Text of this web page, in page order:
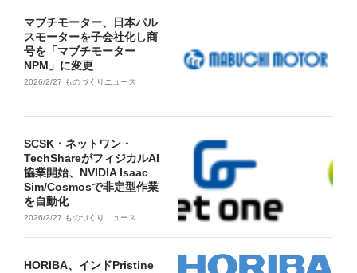
マブチモーター、日本パル
スモーターを子会社化し商
号を「マブチモーター
NPM」に変更
2026/2/27 ものづくりニュース
SCSK・ネットワン・
TechShareがフィジカルAI
協業開始、NVIDIA Isaac
Sim/Cosmosで非定型作業
を自動化
2026/2/27 ものづくりニュース
HORIBA、インドPristine